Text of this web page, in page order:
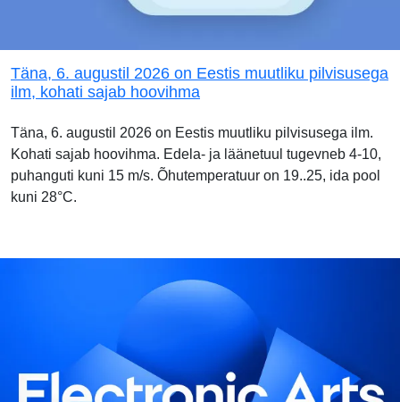
Täna, 6. augustil 2026 on Eestis muutliku pilvisusega
ilm, kohati sajab hoovihma
Täna, 6. augustil 2026 on Eestis muutliku pilvisusega ilm.
Kohati sajab hoovihma. Edela- ja läänetuul tugevneb 4-10,
puhanguti kuni 15 m/s. Õhutemperatuur on 19..25, ida pool
kuni 28°C.